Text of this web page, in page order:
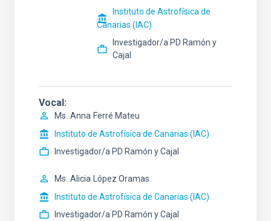
Instituto de Astrofísica de
Canarias (IAC)
Investigador/a PD Ramón y
Cajal
Vocal
Ms. Anna Ferré Mateu
Instituto de Astrofísica de Canarias (IAC)
Investigador/a PD Ramón y Cajal
Ms. Alicia López Oramas
Instituto de Astrofísica de Canarias (IAC)
Investigador/a PD Ramón y Cajal